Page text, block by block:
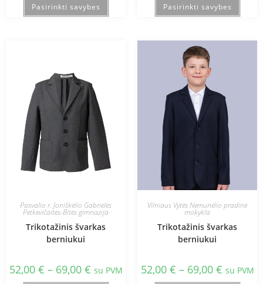
Pasirinkti savybes Pasirinkti savybes
Pasvalio r. Joniškėlio Gabrielės
Petkevičaitės-Bitės gimnazija
Trikotažinis švarkas
berniukui
52,00 € – 69,00 € su PVM
Vilniaus Vytės Nemunėlio pradinė
mokykla
Trikotažinis švarkas
berniukui
52,00 € – 69,00 € su PVM